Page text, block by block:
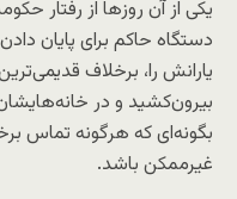
یکی از آن روزها از رفتار
دستگاه حاکم برای پایان
یارانش را، برخلاف
بیرون‌کشید و در
بگونه‌ای که هرگونه تماس
غیرممکن باشد.